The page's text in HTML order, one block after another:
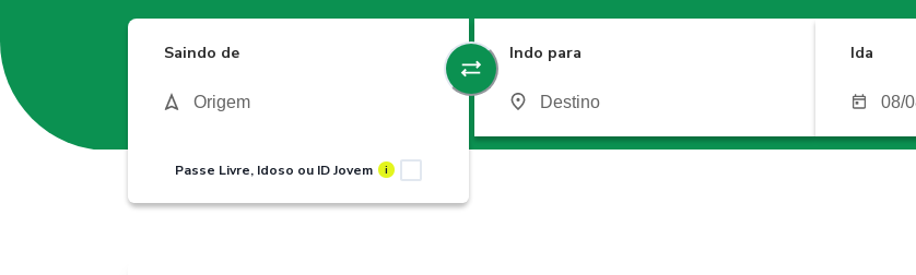
Saindo de
Passe Livre, Idoso ou ID Jovem i
Indo para Ida